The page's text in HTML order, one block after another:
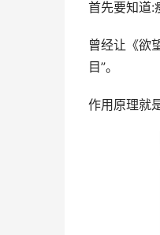
首先要知道:
曾经让《欲
目”。
作用原理就